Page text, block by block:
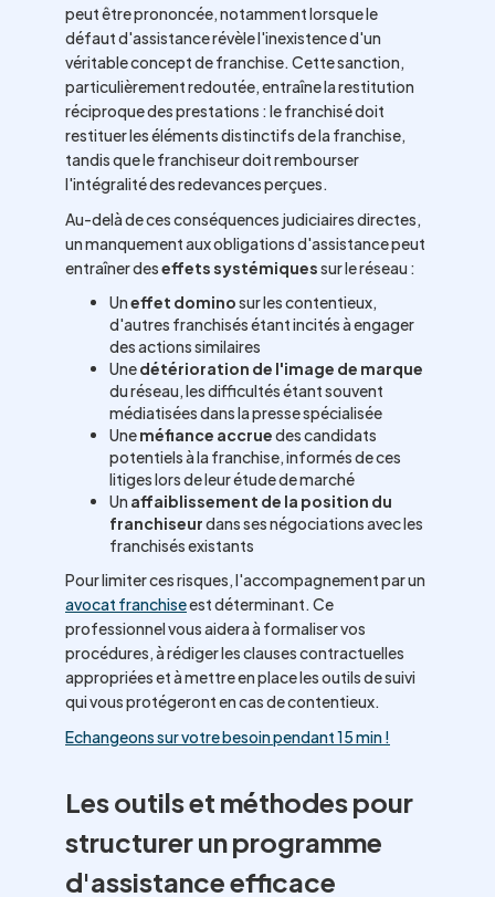
peut être prononcée, notamment lorsque le
défaut d'assistance révèle l'inexistence d'un
véritable concept de franchise. Cette sanction,
particulièrement redoutée, entraîne la restitution
réciproque des prestations : le franchisé doit
restituer les éléments distinctifs de la franchise,
tandis que le franchiseur doit rembourser
l'intégralité des redevances perçues.
Au-delà de ces conséquences judiciaires directes,
un manquement aux obligations d'assistance peut
entraîner deseffets systémiquessur le réseau :
Uneffet dominosur les contentieux,
d'autres franchisés étant incités à engager
des actions similaires
Unedétérioration de l'image de marque
du réseau, les difficultés étant souvent
médiatisées dans la presse spécialisée
Uneméfiance accruedes candidats
potentiels à la franchise, informés de ces
litiges lors de leur étude de marché
Un affaiblissement de la position du
franchiseurdans ses négociations avec les
franchisés existants
Pour limiter ces risques, l'accompagnement par un
avocat franchiseest déterminant. Ce
professionnel vous aidera à formaliser vos
procédures, à rédiger les clauses contractuelles
appropriées et à mettre en place les outils de suivi
qui vous protégeront en cas de contentieux.
Echangeons sur votre besoin pendant 15 min !
Les outils et méthodes pour
structurer un programme
d'assistance efficace